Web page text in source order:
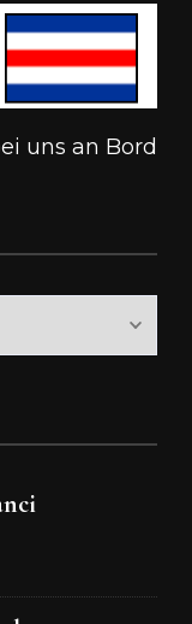
uns an Bord